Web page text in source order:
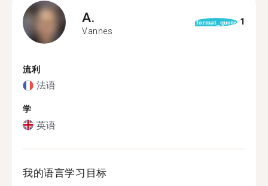
A.
Vannes
format_quote 1
流利
法语
学
英语
我的语言学习目标